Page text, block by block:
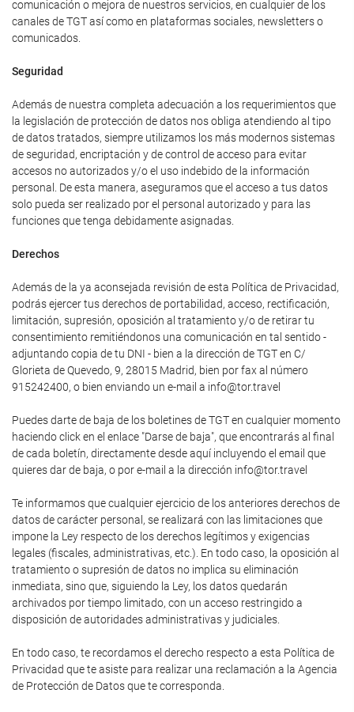
comunicación o mejora de nuestros servicios, en cualquier de los
canales de TGT así como en plataformas sociales, newsletters o
comunicados.
Seguridad
Además de nuestra completa adecuación a los requerimientos que
la legislación de protección de datos nos obliga atendiendo al tipo
de datos tratados, siempre utilizamos los más modernos sistemas
de seguridad, encriptación y de control de acceso para evitar
accesos no autorizados y/o el uso indebido de la información
personal. De esta manera, aseguramos que el acceso a tus datos
solo pueda ser realizado por el personal autorizado y para las
funciones que tenga debidamente asignadas.
Derechos
Además de la ya aconsejada revisión de esta Política de Privacidad,
podrás ejercer tus derechos de portabilidad, acceso, rectificación,
limitación, supresión, oposición al tratamiento y/o de retirar tu
consentimiento remitiéndonos una comunicación en tal sentido -
adjuntando copia de tu DNI - bien a la dirección de TGT en C/
Glorieta de Quevedo, 9, 28015 Madrid, bien por fax al número
915242400, o bien enviando un e-mail a info@tor.travel
Puedes darte de baja de los boletines de TGT en cualquier momento
haciendo click en el enlace "Darse de baja", que encontrarás al final
de cada boletín, directamente desde aquí incluyendo el email que
quieres dar de baja, o por e-mail a la dirección info@tor.travel
Te informamos que cualquier ejercicio de los anteriores derechos de
datos de carácter personal, se realizará con las limitaciones que
impone la Ley respecto de los derechos legítimos y exigencias
legales (fiscales, administrativas, etc.). En todo caso, la oposición al
tratamiento o supresión de datos no implica su eliminación
inmediata, sino que, siguiendo la Ley, los datos quedarán
archivados por tiempo limitado, con un acceso restringido a
disposición de autoridades administrativas y judiciales.
En todo caso, te recordamos el derecho respecto a esta Política de
Privacidad que te asiste para realizar una reclamación a la Agencia
de Protección de Datos que te corresponda.